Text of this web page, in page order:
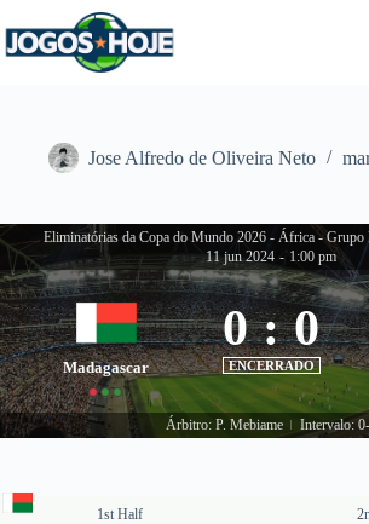
para
o
Jose Alfredo de Oliveira Neto
Eliminatórias da Copa do Mundo 2026 - África - Grupo
11 jun 2024 - 1:00 pm
Madagascar
0 : 0
ENCERRADO
Árbitro: P. Mebiame Intervalo:
1st Half